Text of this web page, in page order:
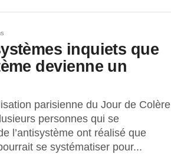
inquiets que
devienne un
parisienne du Jour de Colère
personnes qui se
l’antisystème ont réalisé que
se systématiser pour...